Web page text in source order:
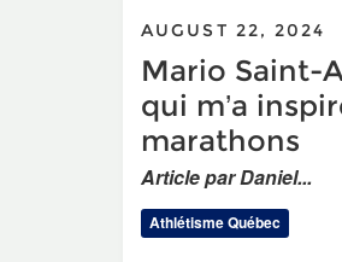
AUGUST 22, 2024
Mario Saint-
qui m’a
marathons
Article par Daniel...
Athlétisme Québec